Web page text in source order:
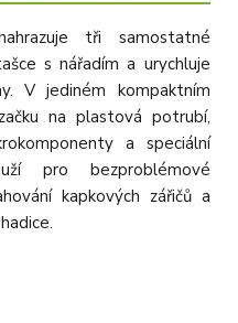
tři samostatné
s nářadím a urychluje
V jediném kompaktním
na plastová potrubí,
a speciální
pro bezproblémové
kapkových zářičů a